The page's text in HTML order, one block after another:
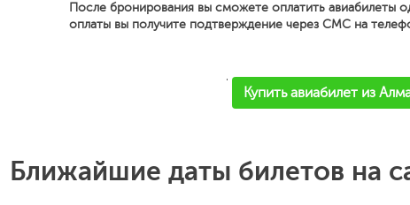
После бронирования вы сможете оплатить авиабилеты
оплаты вы получите подтверждение через СМС на
'
Купить авиабилет из
Ближайшие даты билетов на